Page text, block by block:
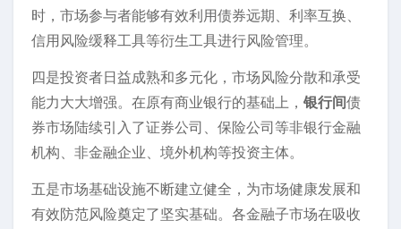
时，市场参与者能够有效利用债券远期、利率互换、
信用风险缓释工具等衍生工具进行风险管理。
四是投资者日益成熟和多元化，市场风险分散和承受
能力大大增强。在原有商业银行的基础上， 银行间债
券市场陆续引入了证券公司、保险公司等非银行金融
机构、非金融企业、境外机构等投资主体。
五是市场基础设施不断建立健全，为市场健康发展和
有效防范风险奠定了坚实基础。各金融子市场在吸收